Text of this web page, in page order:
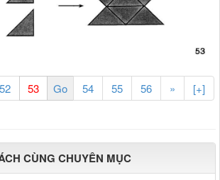
52 54 55 56 » [+]
CÙNG CHUYÊN MỤC